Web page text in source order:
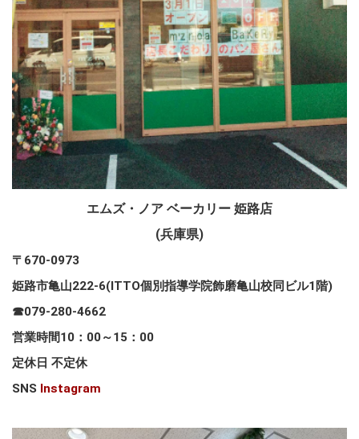
エムズ・ノア ベーカリー 姫路店
(兵庫県)
〒670-0973
姫路市亀山222-6(ITTO個別指導学院飾磨亀山校同ビル1階)
☎079-280-4662
営業時間10：00～15：00
定休日 不定休
SNS Instagram